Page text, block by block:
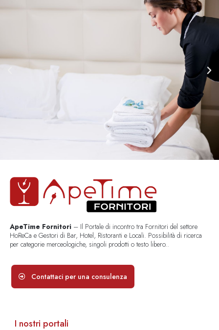
ApeTime Fornitori – Il Portale di incontro tra Fornitori del settore
HoReCa e Gestori di Bar, Hotel, Ristoranti e Locali. Possibilità di ricerca
per categorie merceologiche, singoli prodotti o testo libero..
Contattaci per una consulenza
I nostri portali